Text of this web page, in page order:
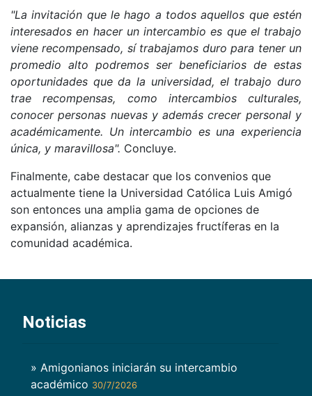
"La invitación que le hago a todos aquellos que estén
interesados en hacer un intercambio es que el trabajo
viene recompensado, sí trabajamos duro para tener un
promedio alto podremos ser beneficiarios de estas
oportunidades que da la universidad, el trabajo duro
trae recompensas, como intercambios culturales,
conocer personas nuevas y además crecer personal y
académicamente. Un intercambio es una experiencia
única, y maravillosa". Concluye.
Finalmente, cabe destacar que los convenios que
actualmente tiene la Universidad Católica Luis Amigó
son entonces una amplia gama de opciones de
expansión, alianzas y aprendizajes fructíferas en la
comunidad académica.
Noticias
» Amigonianos iniciarán su intercambio
académico 30/7/2026